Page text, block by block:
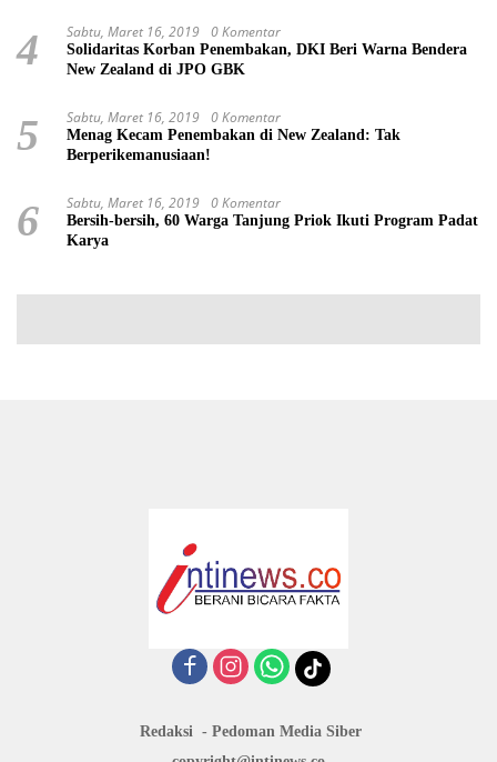
4 Sabtu, Maret 16, 2019 0 Komentar
Solidaritas Korban Penembakan, DKI Beri Warna Bendera
New Zealand di JPO GBK
5 Sabtu, Maret 16, 2019 0 Komentar
Menag Kecam Penembakan di New Zealand: Tak
Berperikemanusiaan!
6 Sabtu, Maret 16, 2019 0 Komentar
Bersih-bersih, 60 Warga Tanjung Priok Ikuti Program Padat
Karya
Redaksi
Pedoman Media Siber